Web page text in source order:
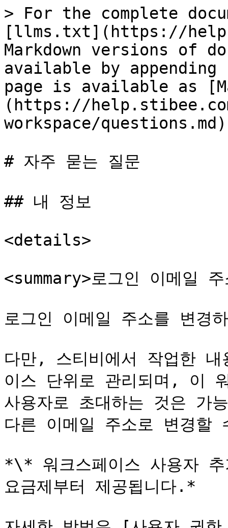
> For the complete
[llms.txt](https://
Markdown versions of
available by
page is available as
(https://
workspace/
# 자주 묻는 질문
## 내 정보
<details>
<summary>로그인 이메일
로그인 이메일 주소를 변경
다만, 스티비에서 작업한
이스 단위로 관리되며, 이
사용자로 초대하는 것은 가
다른 이메일 주소로 변경할
*\* 워크스페이스 사용자 추
요금제부터 제공됩니다.*